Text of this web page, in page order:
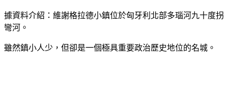
據資料介紹：維謝格拉德小鎮位於匈牙利北部多瑙河九十度拐
彎河。
雖然鎮小人少，但卻是一個極具重要政治歷史地位的名城。